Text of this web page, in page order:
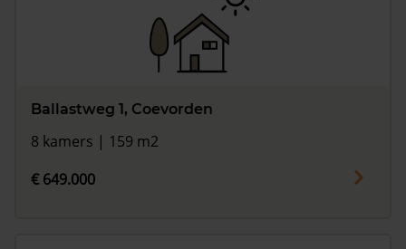
Ballastweg 1, Coevorden
8 kamers | 159 m2
€ 649.000